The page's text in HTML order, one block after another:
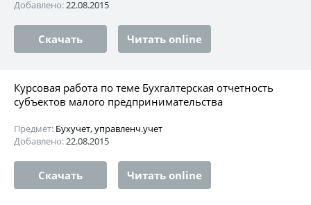
Добавлено:22.08.2015
Скачать Читать online
Курсовая работа по теме Бухгалтерская отчетность
субъектов малого предпринимательства
Предмет: Бухучет, управленч.учет
Добавлено:22.08.2015
Скачать Читать online